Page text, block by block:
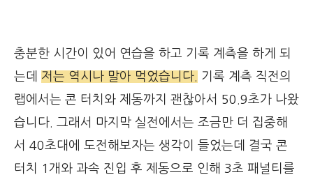
충분한 시간이 있어 연습을 하고 기록 계측을 하게 되
는데 저는 역시나 말아 먹었습니다.
기록 계측 직전의
랩에서는 콘 터치와 제동까지 괜찮아서 50.9초가 나왔
습니다. 그래서 마지막 실전에서는 조금만 더 집중해
서 40초대에 도전해보자는 생각이 들었는데 결국 콘
터치 1개와 과속 진입 후 제동으로 인해 3초 패널티를